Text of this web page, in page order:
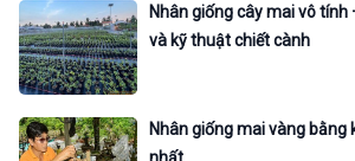
Nhân giống cây mai vô
và kỹ thuật chiết cành
Nhân giống mai vàng bằng
nhất